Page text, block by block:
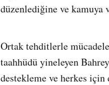
düzenlediğine ve
Ortak tehditlerle
taahhüdü yineleyen
destekleme ve herkes için